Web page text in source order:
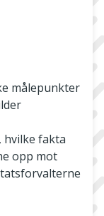
målepunkter
fakta
opp mot